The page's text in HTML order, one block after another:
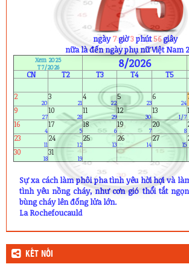
nữa là đến ngày phụ nữ Việt Nam
8/2026
T2 T3 T5
2
20
3 4 5
23
6
9 10 11 12 13
16 17 18
6
19 20
23
11
24
12
25
13
26
14
27
15
30
18
31
19
Sự xa cách làm phôi pha tình yêu hời hợi và
tình yêu nồng cháy, như cơn gió thổi tắt
bùng cháy lên đống lửa lớn.
La Rochefoucauld
KẾT NỐI